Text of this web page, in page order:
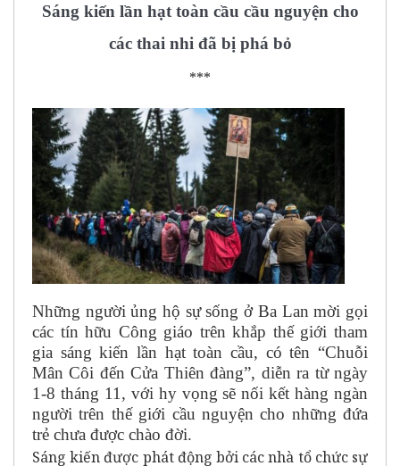
Sáng kiến lần hạt toàn cầu cầu nguyện cho
các thai nhi đã bị phá bỏ
***
Những người ủng hộ sự sống ở Ba Lan mời gọi
các tín hữu Công giáo trên khắp thế giới tham
gia sáng kiến lần hạt toàn cầu, có tên “Chuỗi
Mân Côi đến Cửa Thiên đàng”, diễn ra từ ngày
1-8 tháng 11, với hy vọng sẽ nối kết hàng ngàn
người trên thế giới cầu nguyện cho những đứa
trẻ chưa được chào đời.
Sáng kiến được phát động bởi các nhà tổ chức sự